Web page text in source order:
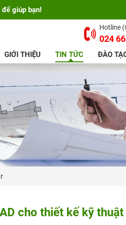
giúp bạn!
Hotline
024
GIỚI THIỆU TIN TỨC ĐÀO
cho thiết kế kỹ